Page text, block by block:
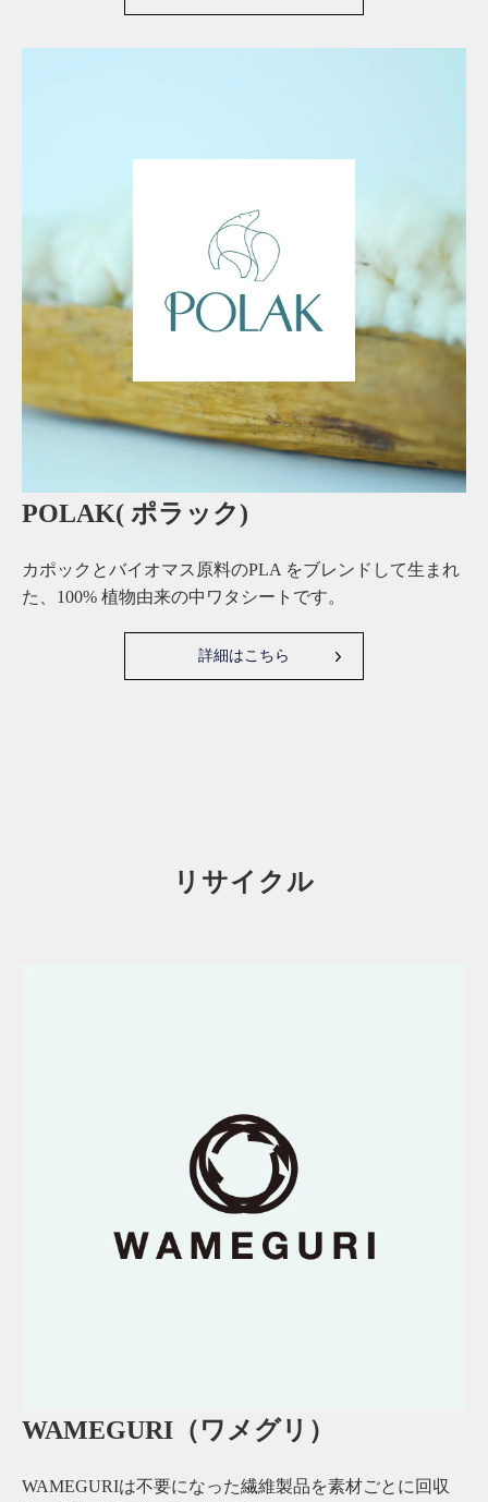
POLAK( ポラック)
カポックとバイオマス原料のPLA をブレンドして生まれ
た、100% 植物由来の中ワタシートです。
詳細はこちら
リサイクル
WAMEGURI（ワメグリ）
WAMEGURIは不要になった繊維製品を素材ごとに回収